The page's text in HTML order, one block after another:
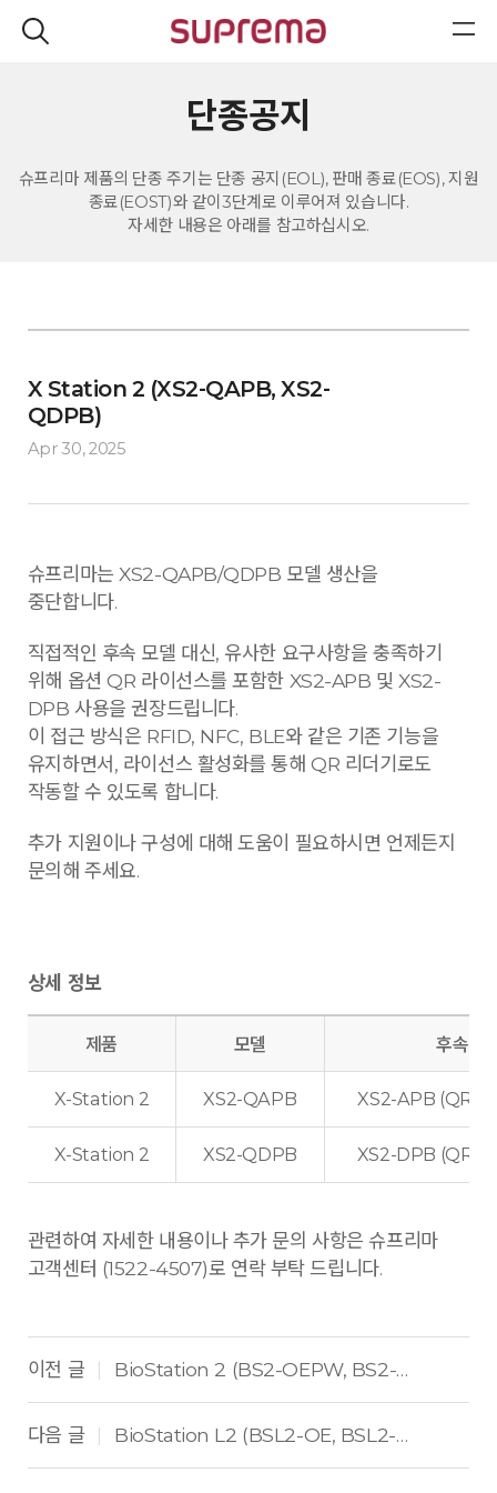
단종공지
슈프리마 제품의 단종 주기는 단종 공지(EOL), 판매 종료(EOS), 지원
종료(EOST)와 같이3단계로 이루어져 있습니다.
자세한 내용은 아래를 참고하십시오.
X Station 2 (XS2-QAPB, XS2-
QDPB)
Apr 30, 2025
슈프리마는 XS2-QAPB/QDPB 모델 생산을
중단합니다.
직접적인 후속 모델 대신, 유사한 요구사항을 충족하기
위해 옵션 QR 라이선스를 포함한 XS2-APB 및 XS2-
DPB 사용을 권장드립니다.
이 접근 방식은 RFID, NFC, BLE와 같은 기존 기능을
유지하면서, 라이선스 활성화를 통해 QR 리더기로도
작동할 수 있도록 합니다.
추가 지원이나 구성에 대해 도움이 필요하시면 언제든지
문의해 주세요.
상세 정보
제품 모델 후속 제
X-Station 2 XS2-QAPB XS2-APB (QR 라
X-Station 2 XS2-QDPB XS2-DPB (QR 라
관련하여 자세한 내용이나 추가 문의 사항은 슈프리마
고객센터 (1522-4507)로 연락 부탁 드립니다.
이전 글 | BioStation 2 (BS2-OEPW, BS2-OMPW, BS2-OHPW)
다음 글 | BioStation L2 (BSL2-OE, BSL2-OM)